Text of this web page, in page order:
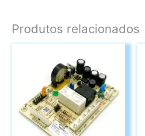
Produtos relacionados